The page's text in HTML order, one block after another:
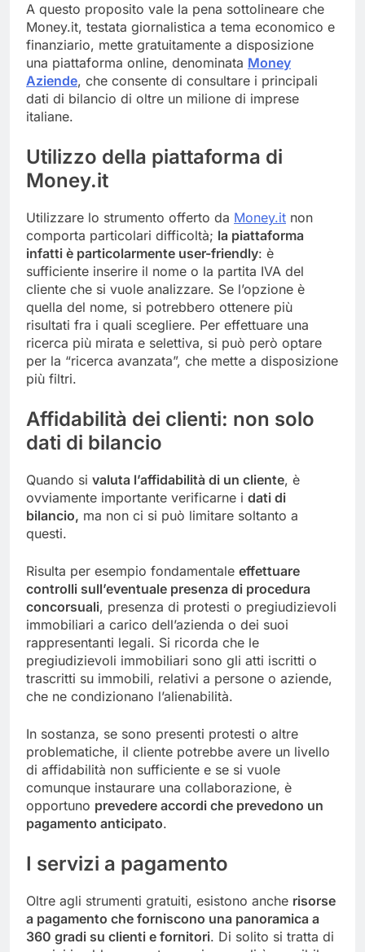
A questo proposito vale la pena sottolineare che
Money.it, testata giornalistica a tema economico e
finanziario, mette gratuitamente a disposizione
una piattaforma online, denominata Money
Aziende, che consente di consultare i principali
dati di bilancio di oltre un milione di imprese
italiane.
Utilizzo della piattaforma di
Money.it
Utilizzare lo strumento offerto da Money.it non
comporta particolari difficoltà; la piattaforma
infatti è particolarmente user-friendly: è
sufficiente inserire il nome o la partita IVA del
cliente che si vuole analizzare. Se l’opzione è
quella del nome, si potrebbero ottenere più
risultati fra i quali scegliere. Per effettuare una
ricerca più mirata e selettiva, si può però optare
per la “ricerca avanzata”, che mette a disposizione
più filtri.
Affidabilità dei clienti: non solo
dati di bilancio
Quando si valuta l’affidabilità di un cliente, è
ovviamente importante verificarne i dati di
bilancio, ma non ci si può limitare soltanto a
questi.
Risulta per esempio fondamentale effettuare
controlli sull’eventuale presenza di procedura
concorsuali, presenza di protesti o pregiudizievoli
immobiliari a carico dell’azienda o dei suoi
rappresentanti legali. Si ricorda che le
pregiudizievoli immobiliari sono gli atti iscritti o
trascritti su immobili, relativi a persone o aziende,
che ne condizionano l’alienabilità.
In sostanza, se sono presenti protesti o altre
problematiche, il cliente potrebbe avere un livello
di affidabilità non sufficiente e se si vuole
comunque instaurare una collaborazione, è
opportuno prevedere accordi che prevedono un
pagamento anticipato.
I servizi a pagamento
Oltre agli strumenti gratuiti, esistono anche risorse
a pagamento che forniscono una panoramica a
360 gradi su clienti e fornitori. Di solito si tratta di